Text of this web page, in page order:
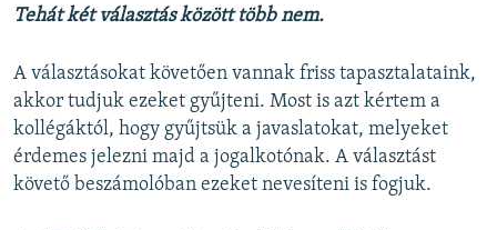
Tehát két választás között több nem.
A választásokat követően vannak friss tapasztalataink,
akkor tudjuk ezeket gyűjteni. Most is azt kértem a
kollégáktól, hogy gyűjtsük a javaslatokat, melyeket
érdemes jelezni majd a jogalkotónak. A választást
követő beszámolóban ezeket nevesíteni is fogjuk.